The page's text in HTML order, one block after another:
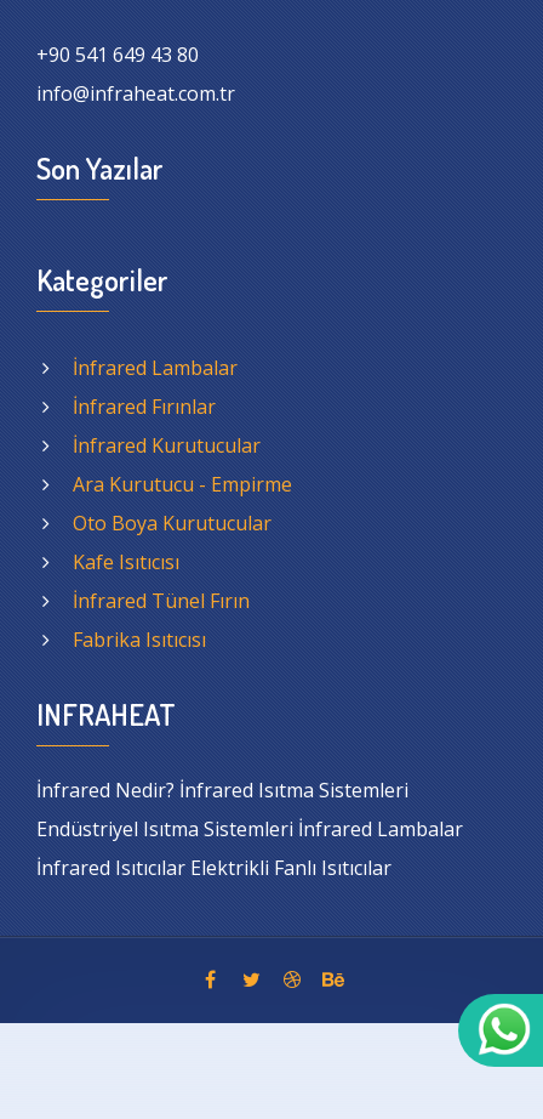
+90 541 649 43 80
info@infraheat.com.tr
Son Yazılar
Kategoriler
İnfrared Lambalar
İnfrared Fırınlar
İnfrared Kurutucular
Ara Kurutucu - Empirme
Oto Boya Kurutucular
Kafe Isıtıcısı
İnfrared Tünel Fırın
Fabrika Isıtıcısı
INFRAHEAT
İnfrared Nedir? İnfrared Isıtma Sistemleri
Endüstriyel Isıtma Sistemleri İnfrared Lambalar
İnfrared Isıtıcılar Elektrikli Fanlı Isıtıcılar